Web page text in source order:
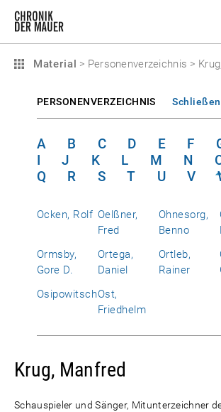
Material > Personenverzeichnis >
PERSONENVERZEICHNIS Schließen
A B C D E F
I
J K L M N
Q
R S T U V
Ocken, Rolf Oelßner,
Fred
Ohnesorg,
Benno
Ormsby,
Gore D.
Ortega,
Daniel
Ortleb,
Rainer
OsipowitschOst,
Friedhelm
Krug, Manfred
Schauspieler und Sänger, Mitunterzeichner